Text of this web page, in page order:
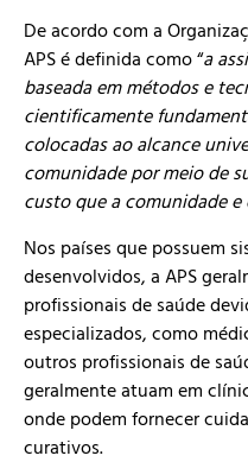
De acordo com a
APS é definida como “a
baseada em métodos e
cientificamente
colocadas ao alcance
comunidade por meio de
custo que a comunidade e
Nos países que possuem
desenvolvidos, a APS
profissionais de saúde
especializados, como
outros profissionais de
geralmente atuam em
onde podem fornecer
curativos.